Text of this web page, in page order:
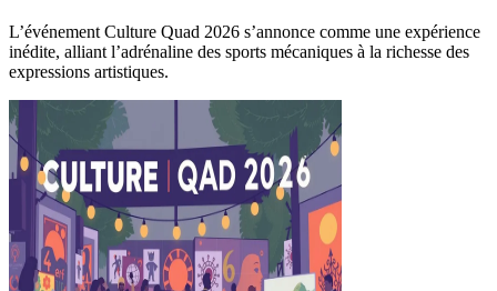
L’événement Culture Quad 2026 s’annonce comme une expérience
inédite, alliant l’adrénaline des sports mécaniques à la richesse des
expressions artistiques.